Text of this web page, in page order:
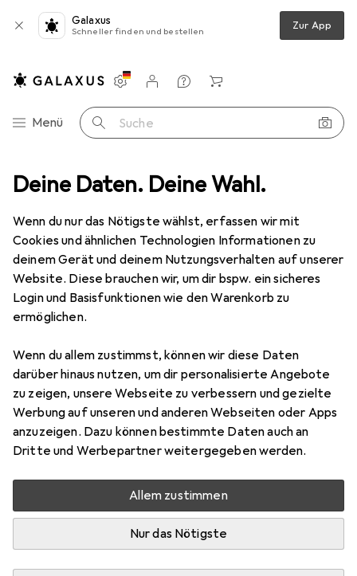
Deine Daten. Deine Wahl.
Wenn du nur das Nötigste wählst, erfassen wir mit
Cookies und ähnlichen Technologien Informationen zu
deinem Gerät und deinem Nutzungsverhalten auf unserer
Website. Diese brauchen wir, um dir bspw. ein sicheres
Login und Basisfunktionen wie den Warenkorb zu
ermöglichen.
Wenn du allem zustimmst, können wir diese Daten
darüber hinaus nutzen, um dir personalisierte Angebote
zu zeigen, unsere Webseite zu verbessern und gezielte
Werbung auf unseren und anderen Webseiten oder Apps
anzuzeigen. Dazu können bestimmte Daten auch an
Dritte und Werbepartner weitergegeben werden.
Allem zustimmen
Nur das Nötigste
Galaxus
Schneller finden und bestellen Zur App
Navigation nach Kategorien
Menü Suche
Einstellungen
Kundenkonto
Vergleichslisten
Merklisten
Warenkorb
NRM Books
Kategorien anzeigen